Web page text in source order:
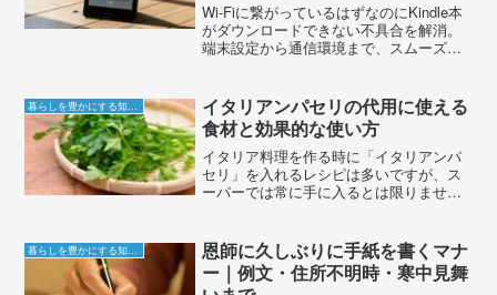
Wi-Fiに繋がっているはずなのにKindle本
がダウンロードできない不具合を解消。
端末設定から通信環境まで、スムーズな
暮らしを豊かにする知恵袋
イタリアンパセリの代用に使える
食材と効果的な使い方
イタリア料理を作る時に「イタリアンパ
セリ」を入れるレシピは多いですが、ス
ーパーでは常に手に入るとは限りませ
す。イタリアンパセリとは？通常のパセ
リとの違いイタリアンパセリと...
暮らしを豊かにする知恵袋
恩師に久しぶりに手紙を書くマナ
ー｜例文・住所不明時・寒中見舞